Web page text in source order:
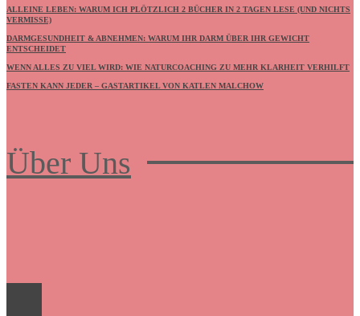
ALLEINE LEBEN: WARUM ICH PLÖTZLICH 2 BÜCHER IN 2 TAGEN LESE (UND NICHTS
VERMISSE)
DARMGESUNDHEIT & ABNEHMEN: WARUM IHR DARM ÜBER IHR GEWICHT
ENTSCHEIDET
WENN ALLES ZU VIEL WIRD: WIE NATURCOACHING ZU MEHR KLARHEIT VERHILFT
FASTEN KANN JEDER – GASTARTIKEL VON KATLEN MALCHOW
Über Uns